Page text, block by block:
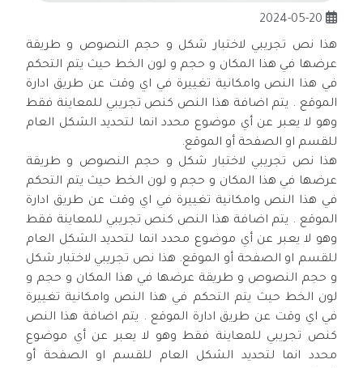
هذا نص تجريبي لاختبار شكل و حجم النصوص و طريقة
عرضها في هذا المكان و حجم و لون الخط حيث يتم التحكم
في هذا النص وامكانية تغييرة في اي وقت عن طريق ادارة
الموقع . يتم اضافة هذا النص كنص تجريبي للمعاينة فقط
وهو لا يعبر عن أي موضوع محدد انما لتحديد الشكل العام
للقسم او الصفحة أو الموقع.
هذا نص تجريبي لاختبار شكل و حجم النصوص و طريقة
عرضها في هذا المكان و حجم و لون الخط حيث يتم التحكم
في هذا النص وامكانية تغييرة في اي وقت عن طريق ادارة
الموقع . يتم اضافة هذا النص كنص تجريبي للمعاينة فقط
وهو لا يعبر عن أي موضوع محدد انما لتحديد الشكل العام
للقسم او الصفحة أو الموقع. هذا نص تجريبي لاختبار شكل
و حجم النصوص و طريقة عرضها في هذا المكان و حجم و
لون الخط حيث يتم التحكم في هذا النص وامكانية تغييرة
في اي وقت عن طريق ادارة الموقع . يتم اضافة هذا النص
كنص تجريبي للمعاينة فقط وهو لا يعبر عن أي موضوع
محدد انما لتحديد الشكل العام للقسم او الصفحة أو